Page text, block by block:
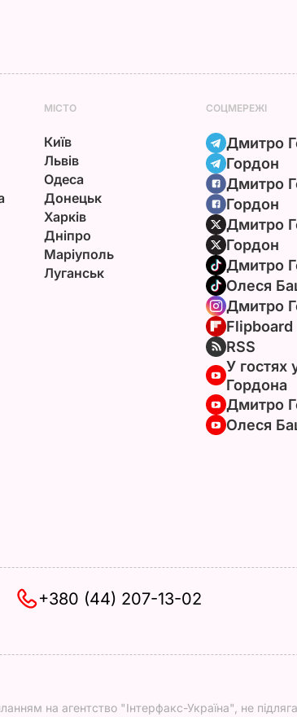
МІСТО
Київ
Львів
Одеса
Донецьк
Харків
Дніпро
Маріуполь
Луганськ
СОЦМЕРЕЖІ
Дмитро
Гордон
Дмитро
Гордон
Дмитро
Гордон
Дмитро
Олеся
Дмитро
Flipboard
RSS
У гостях
Гордона
Дмитро
Олеся
+380 (44) 207-13-02
на агентство "Інтерфакс-Україна", не